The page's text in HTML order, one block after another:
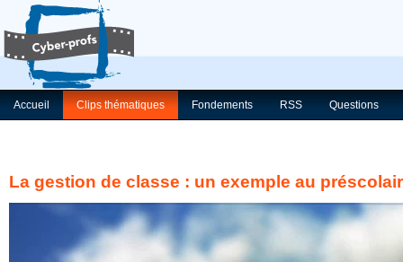
Accueil Clips thématiques Fondements RSS Questions
La gestion de classe : un exemple au